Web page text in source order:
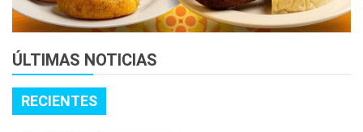
ÚLTIMAS NOTICIAS
RECIENTES